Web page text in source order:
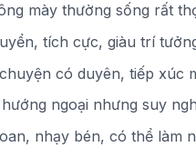
mày thường sống rất
tích cực, giàu trí
có duyên, tiếp
ngoại nhưng suy
nhạy bén, có thể làm